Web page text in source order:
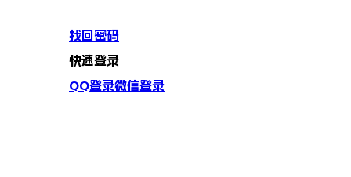
找回密码
快速登录
QQ登录微信登录